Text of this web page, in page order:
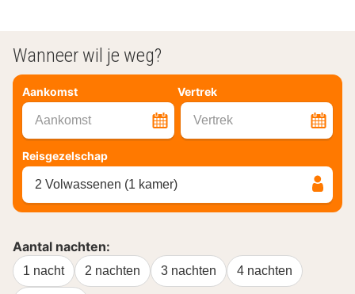
Wanneer wil je weg?
Aankomst Vertrek
Aankomst Vertrek
Reisgezelschap
2 Volwassenen (1 kamer)
Aantal nachten:
1 nacht 2 nachten 3 nachten 4 nachten